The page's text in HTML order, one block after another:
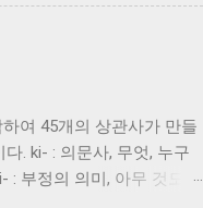
여 45개의 상관사가 만들
. ki- : 의문사, 무엇, 누구
부정의 의미, 아무 것도